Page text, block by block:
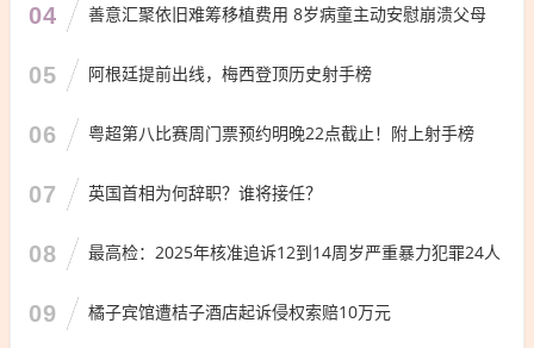
04 善意汇聚依旧难筹移植费用 8岁病童主动安慰崩溃父母
05 阿根廷提前出线，梅西登顶历史射手榜
06 粤超第八比赛周门票预约明晚22点截止！附上射手榜
07 英国首相为何辞职？谁将接任？
08 最高检：2025年核准追诉12到14周岁严重暴力犯罪24人
09 橘子宾馆遭桔子酒店起诉侵权索赔10万元